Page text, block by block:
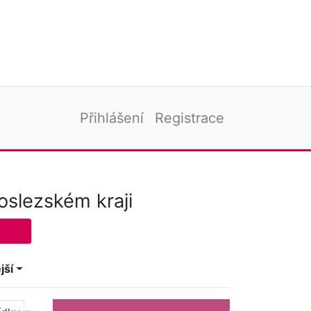
Přihlášení Registrace
kraji